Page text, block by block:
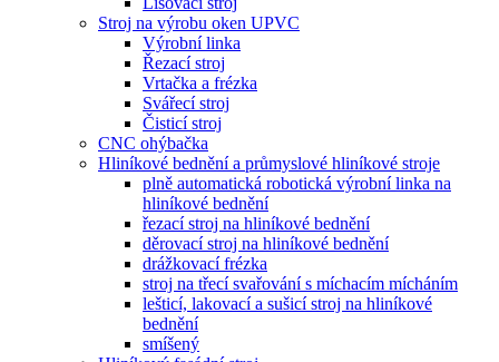
Stroj na výrobu oken UPVC
Výrobní linka
Řezací stroj
Vrtačka a frézka
Svářecí stroj
Čisticí stroj
CNC ohýbačka
Hliníkové bednění a průmyslové hliníkové stroje
plně automatická robotická výrobní linka na
hliníkové bednění
řezací stroj na hliníkové bednění
děrovací stroj na hliníkové bednění
drážkovací frézka
stroj na třecí svařování s míchacím mícháním
lešticí, lakovací a sušicí stroj na hliníkové
bednění
smíšený